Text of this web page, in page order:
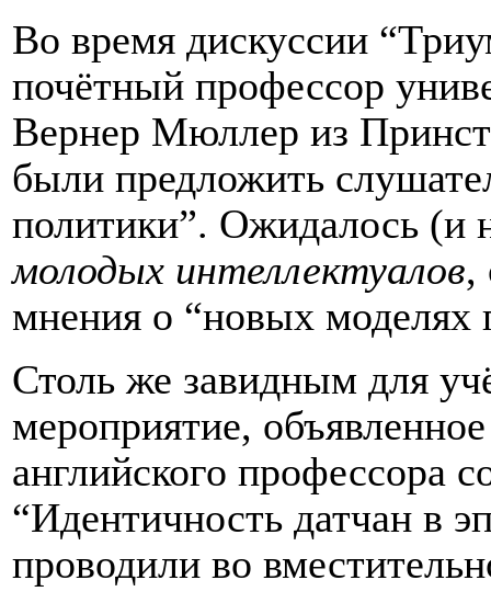
Во время дискуссии
почётный профессор
Вернер Мюллер из
были предложить
политики”. Ожидалось (и
молодых интеллектуалов,
мнения о “новых моделях
Столь же завидным для
мероприятие,
английского профессора
“Идентичность датчан в
проводили во